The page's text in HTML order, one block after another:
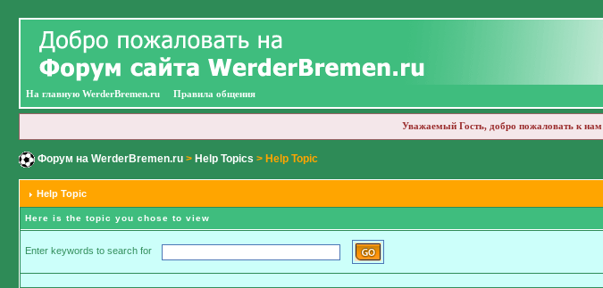
На главную WerderBremen.ru Правила общения
Уважаемый Гость, добро пожаловать к
Форум на WerderBremen.ru > Help Topics > Help Topic
Help Topic
Here is the topic you chose to view
Enter keywords to search for